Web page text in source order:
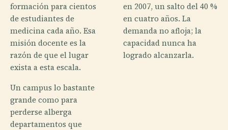
formación para cientos
de estudiantes de
medicina cada año. Esa
misión docente es la
razón de que el lugar
exista a esta escala.
Un campus lo bastante
grande como para
perderse alberga
departamentos que
en 2007, un salto del 40 %
en cuatro años. La
demanda no afloja; la
capacidad nunca ha
logrado alcanzarla.